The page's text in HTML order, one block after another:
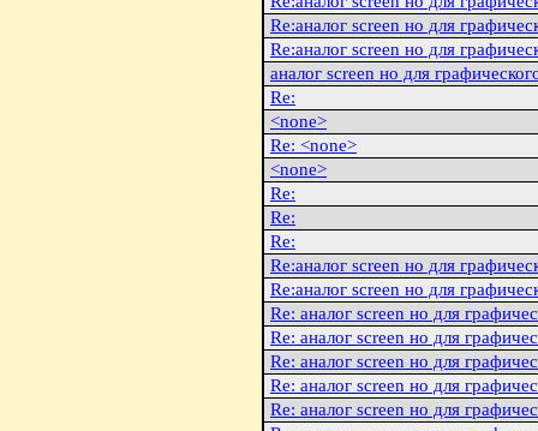
Re:аналог screen но для
Re:аналог screen но для
аналог screen но для
Re:
<none>
Re: <none>
<none>
Re:
Re:
Re:
Re:аналог screen но для
Re:аналог screen но для
Re: аналог screen но для
Re: аналог screen но для
Re: аналог screen но для
Re: аналог screen но для
Re: аналог screen но для